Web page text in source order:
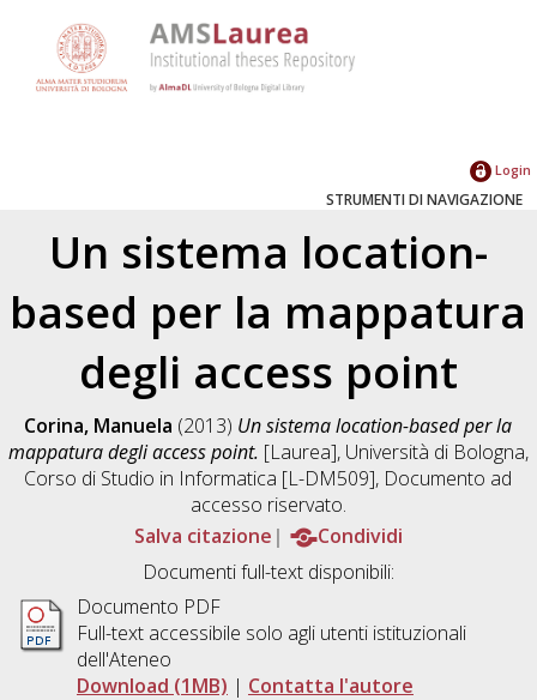
Login
STRUMENTI DI NAVIGAZIONE
Un sistema location-
based per la mappatura
degli access point
Corina, Manuela (2013) Un sistema location-based per la
mappatura degli access point. [Laurea], Università di Bologna,
Corso di Studio in Informatica [L-DM509], Documento ad
accesso riservato.
Salva citazione
Condividi
Documenti full-text disponibili:
Documento PDF
Full-text accessibile solo agli utenti istituzionali
dell'Ateneo
Download (1MB) | Contatta l'autore